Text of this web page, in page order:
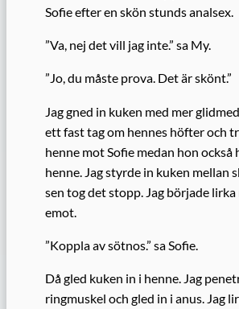
Sofie efter en skön stunds analsex.
”Va, nej det vill jag inte.” sa My.
”Jo, du måste prova. Det är skönt.”
Jag gned in kuken med mer
ett fast tag om hennes höfter och
henne mot Sofie medan hon också
henne. Jag styrde in kuken mellan
sen tog det stopp. Jag började
emot.
”Koppla av sötnos.” sa Sofie.
Då gled kuken in i henne. Jag
ringmuskel och gled in i anus. Jag